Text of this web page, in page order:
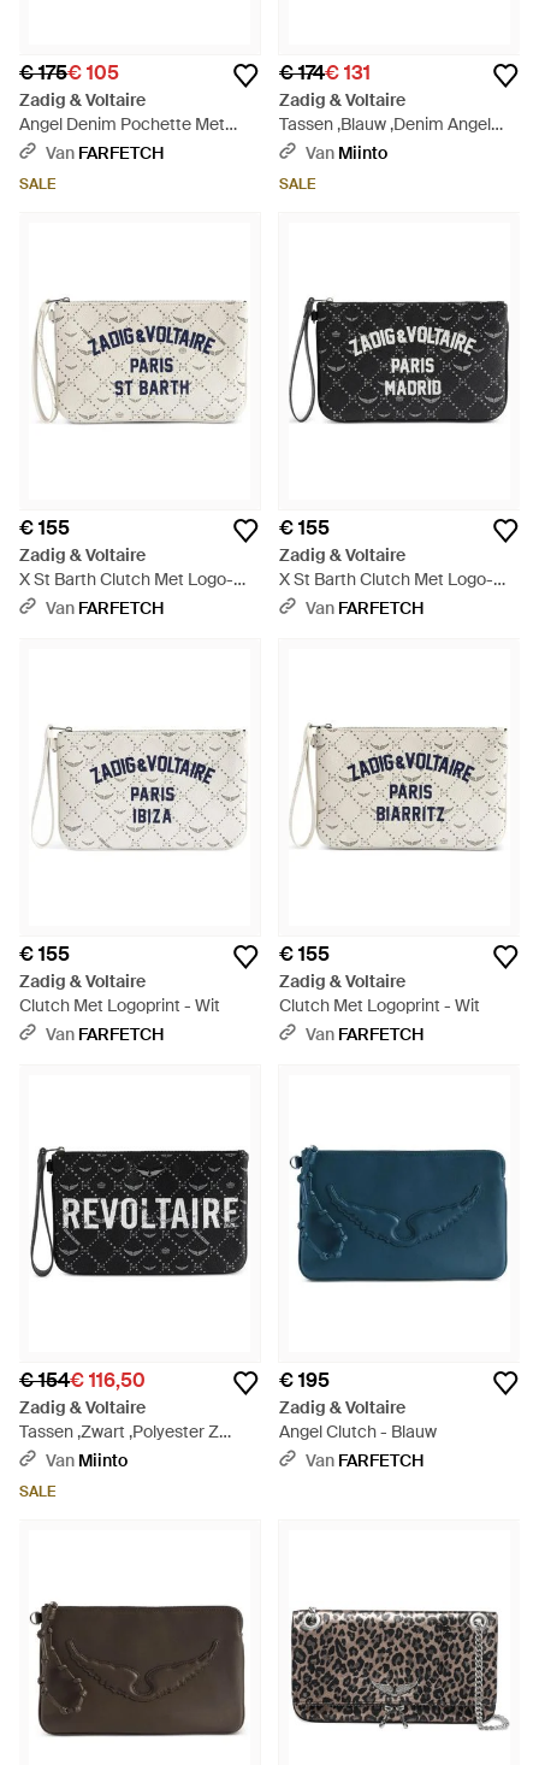
€ 175€ 105
Zadig & Voltaire
Angel Denim Pochette Met
Monogram - Blauw
Van FARFETCH
SALE
€ 174€ 131
Zadig & Voltaire
Tassen ,Blauw ,Denim Angel
Pochette - Blauw
Van Miinto
SALE
€ 155
Zadig & Voltaire
X St Barth Clutch Met Logo-
Print - Wit
Van FARFETCH
€ 155
Zadig & Voltaire
X St Barth Clutch Met Logo-
Print - Zwart
Van FARFETCH
€ 155
Zadig & Voltaire
Clutch Met Logoprint - Wit
Van FARFETCH
€ 155
Zadig & Voltaire
Clutch Met Logoprint - Wit
Van FARFETCH
€ 154€ 116,50
Zadig & Voltaire
Tassen ,Zwart ,Polyester Z
Pouch Revoltaire Clutch -
Van Miinto
SALE
€ 195
Zadig & Voltaire
Angel Clutch - Blauw
Van FARFETCH